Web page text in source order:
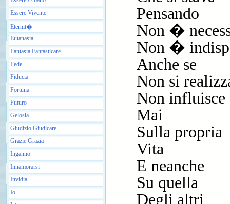
Essere Vivente
Eternit�
Eutanasia
Fantasia Fantasticare
Fede
Fiducia
Fortuna
Futuro
Gelosia
Giudizio Giudicare
Grazie Grazia
Inganno
Innamorarsi
Invidia
Io
Pensando
Non �
Non �
Anche se
Non si
Non influisce
Mai
Sulla propria
Vita
E neanche
Su quella
Degli altri